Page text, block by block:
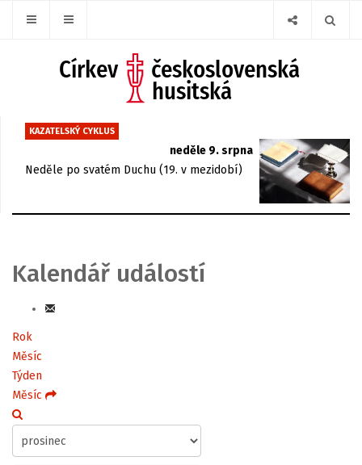
KAZATELSKÝ CYKLUS
neděle 9. srpna
Neděle po svatém Duchu (19. v mezidobí)
Kalendář událostí
Rok
Měsíc
Týden
Měsíc